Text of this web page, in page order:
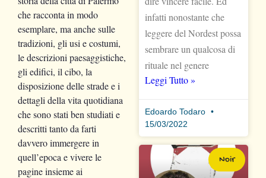
che racconta in modo
esemplare, ma anche sulle
tradizioni, gli usi e costumi,
le descrizioni paesaggistiche,
gli edifici, il cibo, la
disposizione delle strade e i
dettagli della vita quotidiana
che sono stati ben studiati e
descritti tanto da farti
davvero immergere in
quell’epoca e vivere le
pagine insieme ai
infatti nonostante che
leggere del Nordest possa
sembrare un qualcosa di
rituale nel genere
Leggi Tutto »
Edoardo Todaro
15/03/2022
Noir